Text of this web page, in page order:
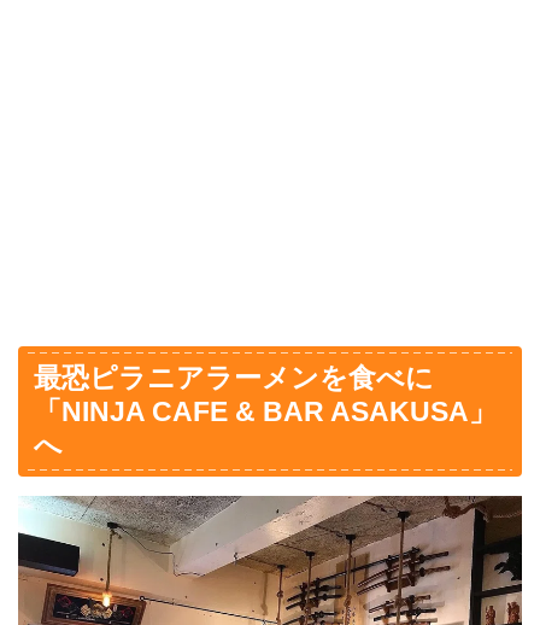
最恐ピラニアラーメンを食べに
「NINJA CAFE & BAR ASAKUSA」
へ